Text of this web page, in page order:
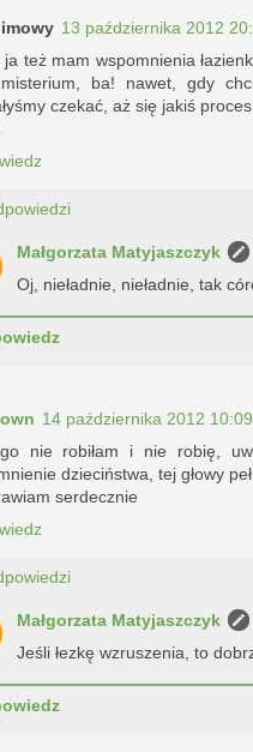
13 października 2012
ja też mam wspomnienia
ba! nawet, gdy
czekać, aż się jakiś
Małgorzata Matyjaszczyk
Oj, nieładnie, nieładnie, tak
14 października 2012 10:09
nie robiłam i nie robię,
dzieciństwa, tej głowy
serdecznie
Małgorzata Matyjaszczyk
Jeśli łezkę wzruszenia, to